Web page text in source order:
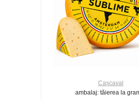
Cașcaval
ambalaj: tăierea la